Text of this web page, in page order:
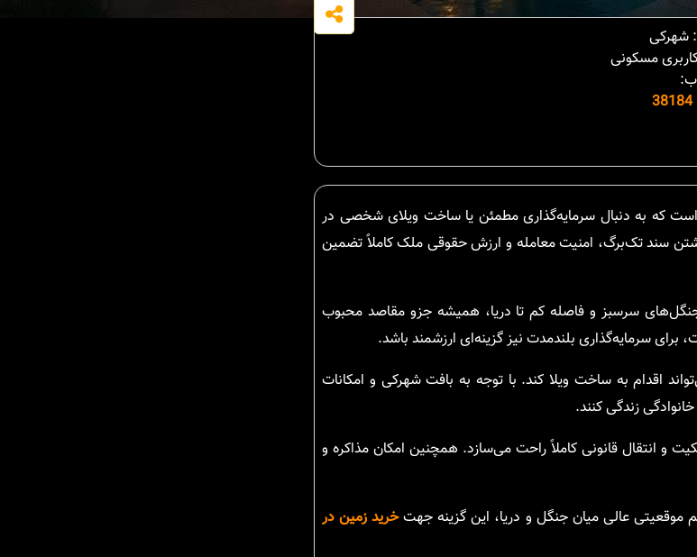
شهرکی
مسکونی
38184
است که به دنبال سرمایه‌گذاری مطمئن یا ساخت ویلای شخصی در
سند تک‌برگ، امنیت معامله و ارزش حقوقی ملک کاملاً تضمین
سرسبز و فاصله کم تا دریا، همیشه جزو مقاصد محبوب
سرمایه‌گذاری بلندمدت نیز گزینه‌ای ارزشمند باشد.
اقدام به ساخت ویلا کند. با توجه به بافت شهرکی و امکانات
زندگی کنند.
و انتقال قانونی کاملاً راحت می‌سازد. همچنین امکان مذاکره و
موقعیتی عالی میان جنگل و دریا، این گزینه جهتخرید زمین در